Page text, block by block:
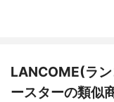
LANCOME(ラ
ースターの類似